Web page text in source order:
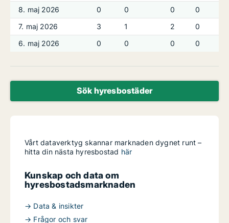
8. maj 2026
0 0 0
0
7. maj 2026
3 1 2
0
6. maj 2026
0 0 0 0
Sök hyresbostäder
Vårt dataverktyg skannar marknaden dygnet runt –
hitta din nästa hyresbostad här
Kunskap och data om
hyresbostadsmarknaden
→ Data & insikter
→ Frågor och svar